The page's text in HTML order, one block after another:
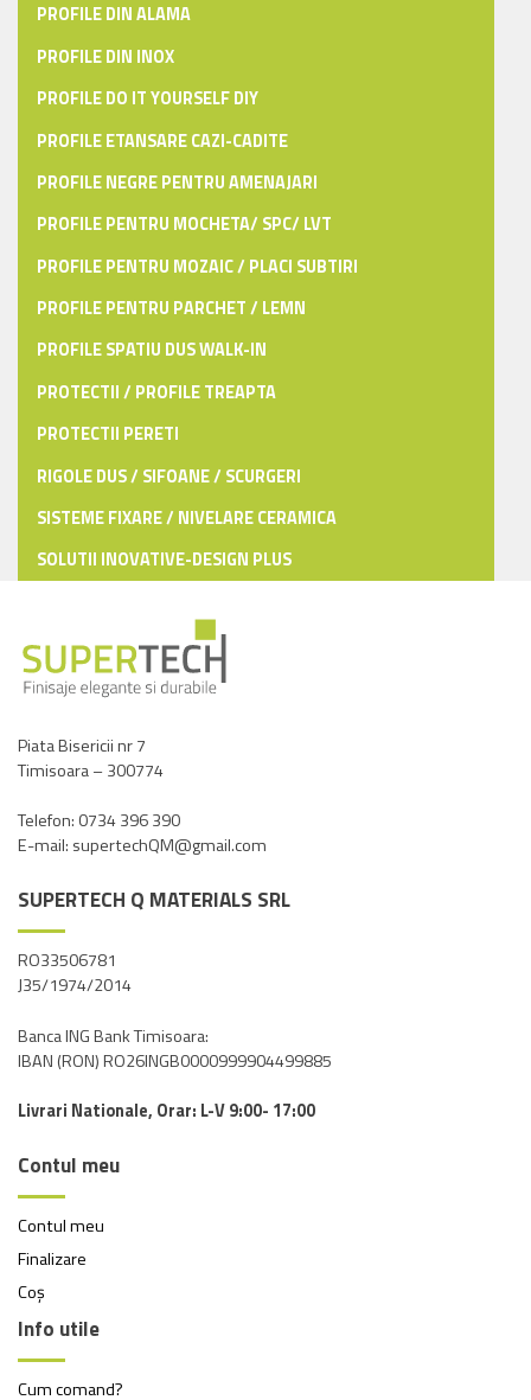
PROFILE DIN ALAMA
PROFILE DIN INOX
PROFILE DO IT YOURSELF DIY
PROFILE ETANSARE CAZI-CADITE
PROFILE NEGRE PENTRU AMENAJARI
PROFILE PENTRU MOCHETA/ SPC/ LVT
PROFILE PENTRU MOZAIC / PLACI SUBTIRI
PROFILE PENTRU PARCHET / LEMN
PROFILE SPATIU DUS WALK-IN
PROTECTII / PROFILE TREAPTA
PROTECTII PERETI
RIGOLE DUS / SIFOANE / SCURGERI
SISTEME FIXARE / NIVELARE CERAMICA
SOLUTII INOVATIVE-DESIGN PLUS
Piata Bisericii nr 7
Timisoara – 300774
Telefon: 0734 396 390
E-mail: supertechQM@gmail.com
SUPERTECH Q MATERIALS SRL
RO33506781
J35/1974/2014
Banca ING Bank Timisoara:
IBAN (RON) RO26INGB0000999904499885
Livrari Nationale, Orar: L-V 9:00- 17:00
Contul meu
Contul meu
Finalizare
Coș
Info utile
Cum comand?